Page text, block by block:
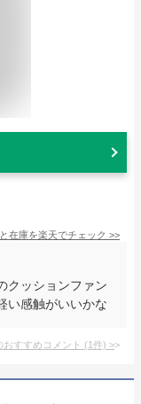
在庫を楽天でチェック >>
クッションファン
い感触がいいかな
おすすめコメント (1件) >